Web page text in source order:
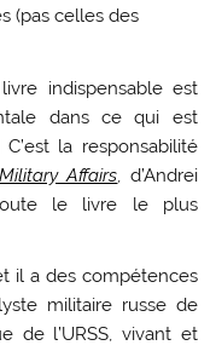
(pas celles des
indispensable est
dans ce qui est
la responsabilité
Affairs, d’Andrei
le livre le plus
il a des compétences
militaire russe de
de l’URSS, vivant et